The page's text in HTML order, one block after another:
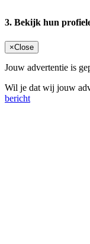
3. Bekijk hun
×Close
Jouw advertentie is
Wil je dat wij jouw
bericht